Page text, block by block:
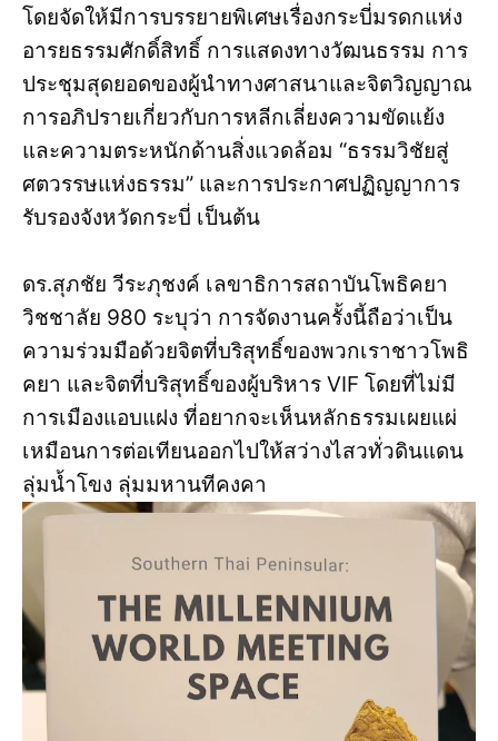
โดยจัดให้มีการบรรยายพิเศษเรื่องกระบี่มรดกแห่ง
อารยธรรมศักดิ์สิทธิ์ การแสดงทางวัฒนธรรม การ
ประชุมสุดยอดของผู้นำทางศาสนาและจิตวิญญาณ
การอภิปรายเกี่ยวกับการหลีกเลี่ยงความขัดแย้ง
และความตระหนักด้านสิ่งแวดล้อม “ธรรมวิชัยสู่
ศตวรรษแห่งธรรม” และการประกาศปฏิญญาการ
รับรองจังหวัดกระบี่ เป็นต้น
ดร.สุภชัย วีระภุชงค์ เลขาธิการสถาบันโพธิคยา
วิชชาลัย 980 ระบุว่า การจัดงานครั้งนี้ถือว่าเป็น
ความร่วมมือด้วยจิตที่บริสุทธิ์ของพวกเราชาวโพธิ
คยา และจิตที่บริสุทธิ์ของผู้บริหาร VIF โดยที่ไม่มี
การเมืองแอบแฝง ที่อยากจะเห็นหลักธรรมเผยแผ่
เหมือนการต่อเทียนออกไปให้สว่างไสวทั่วดินแดน
ลุ่มน้ำโขง ลุ่มมหานทีคงคา